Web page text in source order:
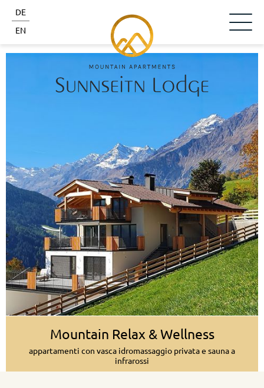
Mountain Relax & Wellness
appartamenti con vasca idromassaggio privata e sauna a
infrarossi
DE
EN